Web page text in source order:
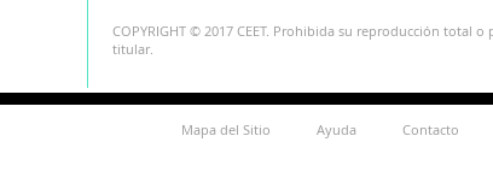
COPYRIGHT © 2017 CEET. Prohibida su reproducción total
titular.
Mapa del Sitio Ayuda Contacto